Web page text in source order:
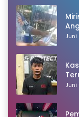
Juni
Juni